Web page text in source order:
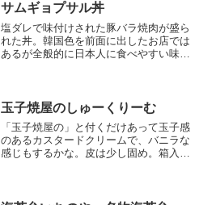
サムギョプサル丼
塩ダレで味付けされた豚バラ焼肉が盛ら
れた丼。韓国色を前面に出したお店では
あるが全般的に日本人に食べやすい味付
玉子焼屋のしゅーくりーむ
「玉子焼屋の」と付くだけあって玉子感
のあるカスタードクリームで、バニラな
感じもするかな。皮は少し固め。箱入り